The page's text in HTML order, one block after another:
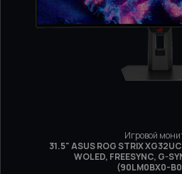
Игровой
31.5" ASUS ROG STRIX
WOLED, FREESYNC, G-
(90LM0BX0-